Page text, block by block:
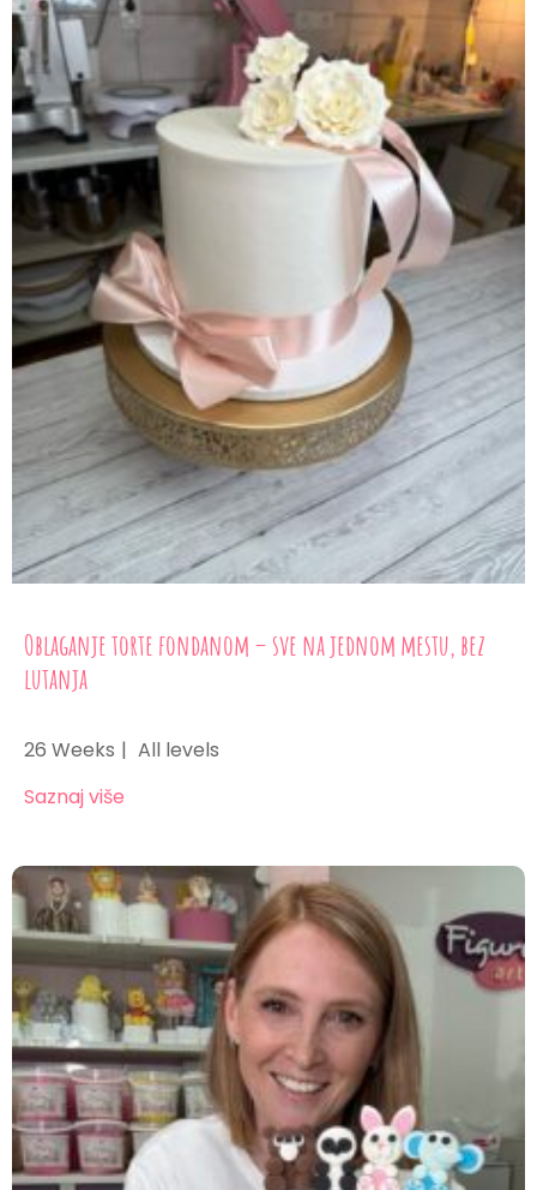
Oblaganje torte fondanom – sve na jednom mestu, bez
lutanja
26 Weeks
All levels
Saznaj više